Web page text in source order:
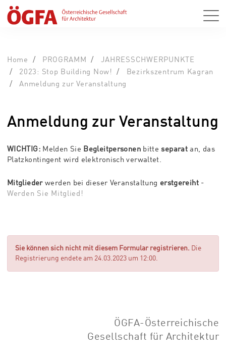
Home PROGRAMM
JAHRESSCHWERPUNKTE
2023: Stop Building Now!
Bezirkszentrum Kagran
Anmeldung zur Veranstaltung
Anmeldung zur Veranstaltung
WICHTIG:Melden Sie Begleitpersonen bitte separat an, das
Platzkontingent wird elektronisch verwaltet.
Mitgliederwerden bei dieser Veranstaltung erstgereiht-
Werden Sie Mitglied!
Sie können sich nicht mit diesem Formular registrieren. Die
Registrierung endete am 24.03.2023 um 12:00.
ÖGFA-Österreichische
Gesellschaft für Architektur